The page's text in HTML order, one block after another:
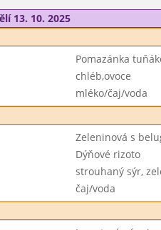
13. 10. 2025
Pomazánka
chléb,ovoce
mléko/čaj/voda
Zeleninová s
Dýňové rizoto
strouhaný sýr,
čaj/voda